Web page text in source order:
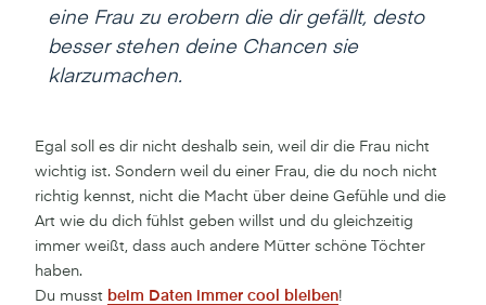
eine Frau zu erobern die dir gefällt, desto
besser stehen deine Chancen sie
klarzumachen.
Egal soll es dir nicht deshalb sein, weil dir die Frau nicht
wichtig ist. Sondern weil du einer Frau, die du noch nicht
richtig kennst, nicht die Macht über deine Gefühle und die
Art wie du dich fühlst geben willst und du gleichzeitig
immer weißt, dass auch andere Mütter schöne Töchter
haben.
Du musst beim Daten immer cool bleiben!